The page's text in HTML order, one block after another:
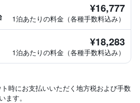
¥16,777
1泊あたりの料金（各種手数料込み）
¥18,283
1泊あたりの料金（各種手数料込み）
時にお支払いいただく地方税および手数
ます。